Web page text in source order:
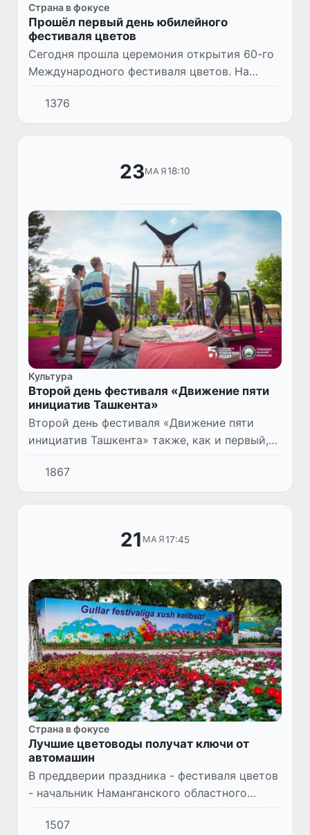
Страна в фокусе
Прошёл первый день юбилейного
фестиваля цветов
Сегодня прошла церемония открытия 60-го
Международного фестиваля цветов. На
площади Мира в центре города Намангана
собрались активисты и гости области.
1376
23МАЯ18:10
Культура
Второй день фестиваля «Движение пяти
инициатив Ташкента»
Второй день фестиваля «Движение пяти
инициатив Ташкента» также, как и первый,
был насыщен интересным мероприятиями.
1867
21 МАЯ17:45
Страна в фокусе
Лучшие цветоводы получат ключи от
автомашин
В преддверии праздника - фестиваля цветов
- начальник Наманганского областного
управления по развитию туризма Аюбхон
Бабамирзаев рассказал, что ожидает
1507